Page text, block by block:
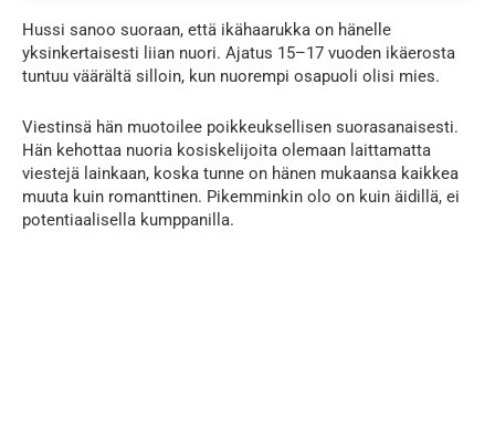
Hussi sanoo suoraan, että ikähaarukka on hänelle
yksinkertaisesti liian nuori. Ajatus 15–17 vuoden ikäerosta
tuntuu väärältä silloin, kun nuorempi osapuoli olisi mies.
Viestinsä hän muotoilee poikkeuksellisen suorasanaisesti.
Hän kehottaa nuoria kosiskelijoita olemaan laittamatta
viestejä lainkaan, koska tunne on hänen mukaansa kaikkea
muuta kuin romanttinen. Pikemminkin olo on kuin äidillä, ei
potentiaalisella kumppanilla.